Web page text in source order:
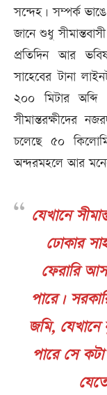
সন্দেহ। সম্পর্ক
জানে শুধু
প্রতিদিন আর
সাহেবের টানা
২০০ মিটার অব্দি
সীমান্তরক্ষীদের
চলেছে ৫০
অন্দরমহলে আর
যেখানে
ঢোকার
ফেরারি
পারে।
জমি,
পারে সে